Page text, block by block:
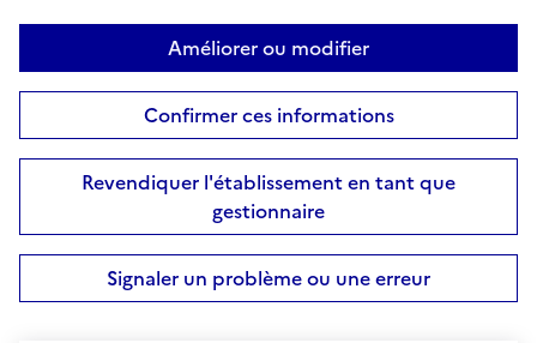
Améliorer ou modifier
Confirmer ces informations
Revendiquer l'établissement en tant que
gestionnaire
Signaler un problème ou une erreur